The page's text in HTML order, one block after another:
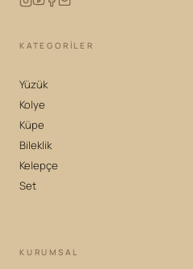
KATEGORILER
Yüzük
Kolye
Küpe
Bileklik
Kelepçe
Set
KURUMSAL